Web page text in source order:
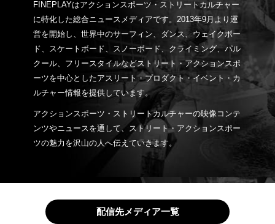
FINEPLAYはアクションスポーツ・ストリートカルチャー
に特化した総合ニュースメディアです。2013年9月より運
営を開始し、世界中のサーフィン、ダンス、ウェイクボー
ド、スケートボード、スノーボード、クライミング、パル
クール、フリースタイルなどストリート・アクションスポ
ーツを中心としたアスリート・プロダクト・イベント・カ
ルチャー情報を提供しています。
アクションスポーツ・ストリートカルチャーの映像コンテ
ンツやニュースを通して、ストリート・アクションスポー
ツの魅力を沢山の人へ伝えていきます。
配信先メディア一覧